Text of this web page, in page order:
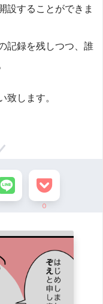
設することができま
記録を残しつつ、誰
致します。
0